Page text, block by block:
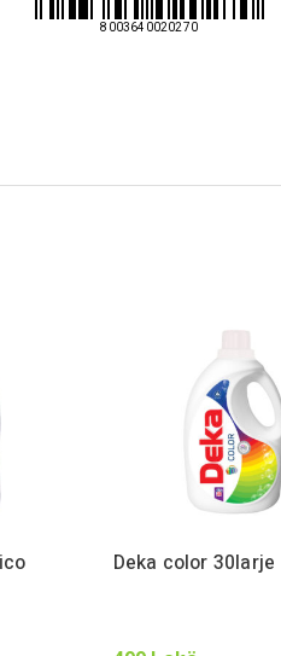
8003640020270
Deka color 30larje